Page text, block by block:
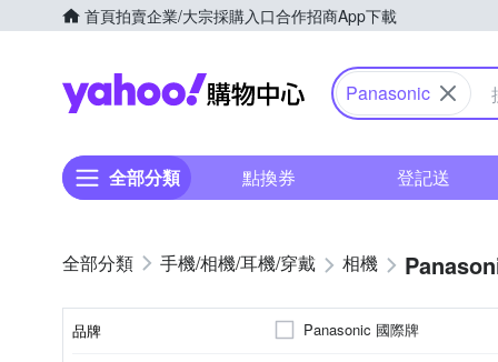
首頁拍賣企業/大宗採購入口合作招商App下載
Yahoo購物中心
Panasonic
全部分類 點換券 登記送
手機/相機/耳機/穿戴 相機
品牌 Panasonic 國際牌